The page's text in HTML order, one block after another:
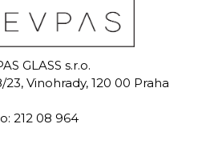
GLASS s.r.o.
Vinohrady, 120 00 Praha
212 08 964